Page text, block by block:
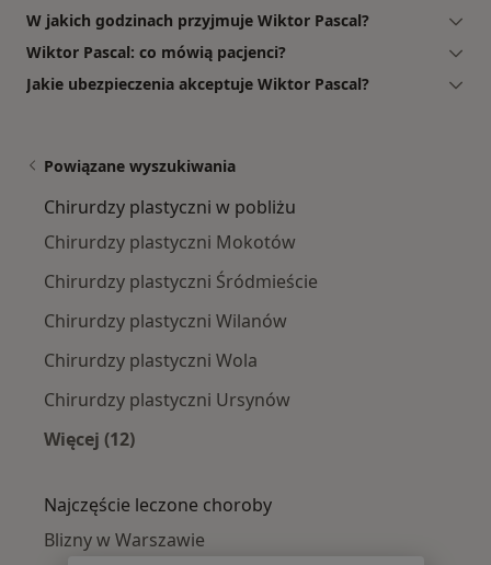
W jakich godzinach przyjmuje Wiktor Pascal?
Wiktor Pascal: co mówią pacjenci?
Jakie ubezpieczenia akceptuje Wiktor Pascal?
Powiązane wyszukiwania
Chirurdzy plastyczni w pobliżu
Chirurdzy plastyczni Mokotów
Chirurdzy plastyczni Śródmieście
Chirurdzy plastyczni Wilanów
Chirurdzy plastyczni Wola
Chirurdzy plastyczni Ursynów
Więcej (12)
Najczęście leczone choroby
Blizny w Warszawie